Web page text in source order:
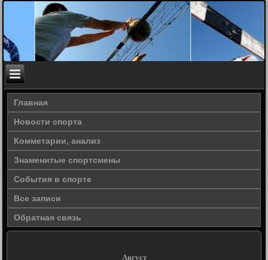
Главная
Новости спорта
Комметарии, анализ
Знаменитые спортсмены
События в спорте
Все записи
Обратная связь
Август